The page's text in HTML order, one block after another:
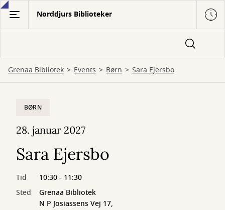
Gå
hovedindhold
Norddjurs Biblioteker
Grenaa Bibliotek Events Børn Sara Ejersbo
BØRN
28. januar 2027
Sara Ejersbo
Tid
10:30 - 11:30
Sted
Grenaa Bibliotek
N P Josiassens Vej 17,